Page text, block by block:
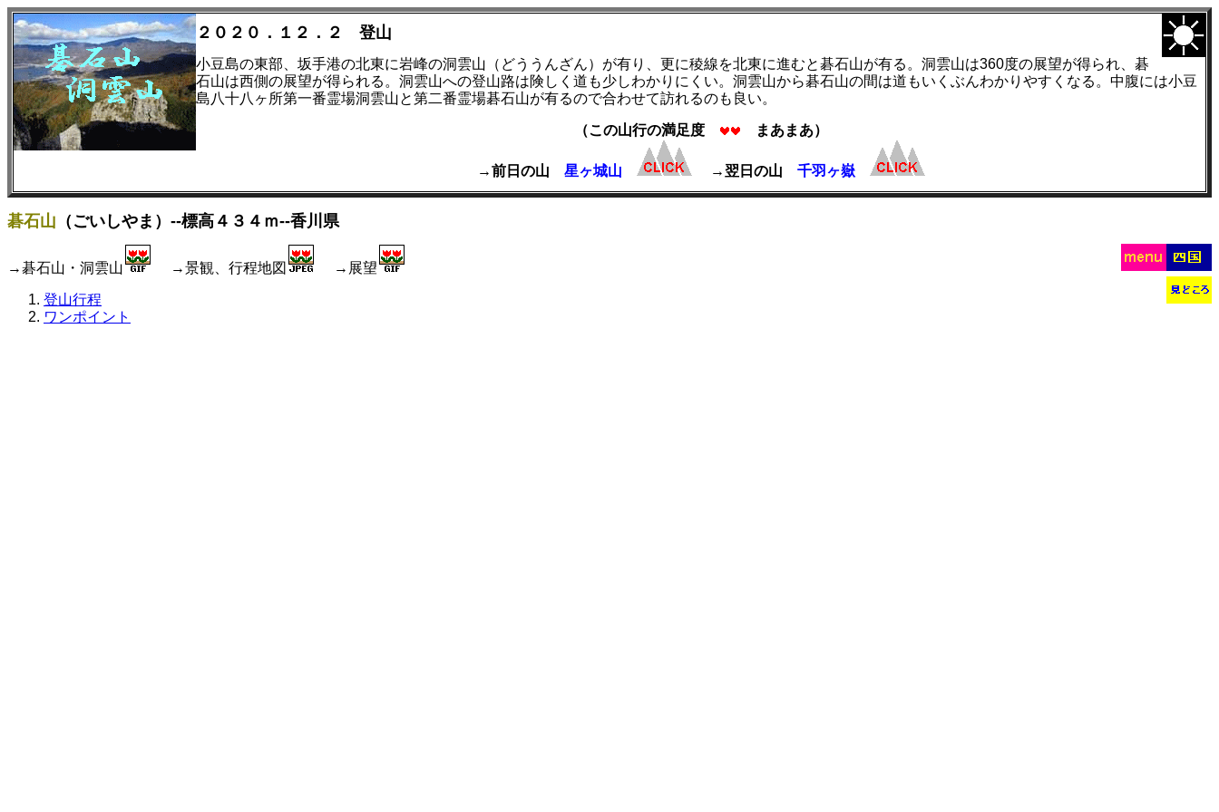
２０２０．１２．２ 登山
小豆島の東部、坂手港の北東に岩峰の洞雲山（どううんざん）が有り、更に稜線を北東に進むと碁石山が有る。洞雲山は360度の展望が得られ、碁
石山は西側の展望が得られる。洞雲山への登山路は険しく道も少しわかりにくい。洞雲山から碁石山の間は道もいくぶんわかりやすくなる。中腹には小豆
島八十八ヶ所第一番霊場洞雲山と第二番霊場碁石山が有るので合わせて訪れるのも良い。
（この山行の満足度 まあまあ）
→前日の山 星ヶ城山 →翌日の山 千羽ヶ嶽
碁石山 （ごいしやま）--標高４３４ｍ--香川県
→碁石山・洞雲山 →景観、行程地図 →展望
登山行程
ワンポイント